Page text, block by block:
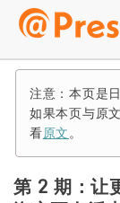
注意：本页是
如果本页与原
看原文。
第 2 期：让